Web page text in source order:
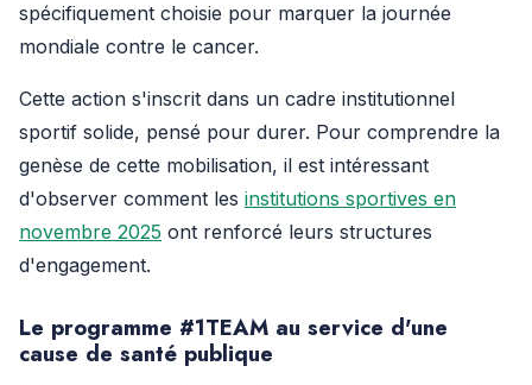
spécifiquement choisie pour marquer la journée
mondiale contre le cancer.
Cette action s'inscrit dans un cadre institutionnel
sportif solide, pensé pour durer. Pour comprendre la
genèse de cette mobilisation, il est intéressant
d'observer comment les institutions sportives en
novembre 2025 ont renforcé leurs structures
d'engagement.
Le programme #1TEAM au service d'une
cause de santé publique